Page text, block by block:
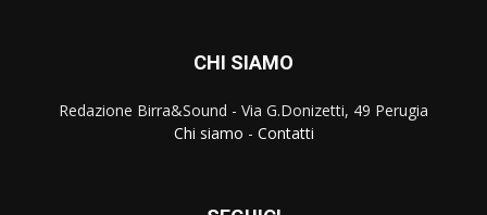
CHI SIAMO
Redazione Birra&Sound - Via G.Donizetti, 49 Perugia
Chi siamo - Contatti